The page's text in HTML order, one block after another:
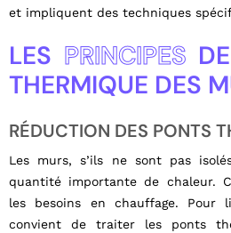
et impliquent des techniques
LES PRINCIPES
THERMIQUE DES
RÉDUCTION DES PONTS
Les murs, s’ils ne sont pas
quantité importante de chaleur.
les besoins en chauffage. Pour
convient de traiter les ponts